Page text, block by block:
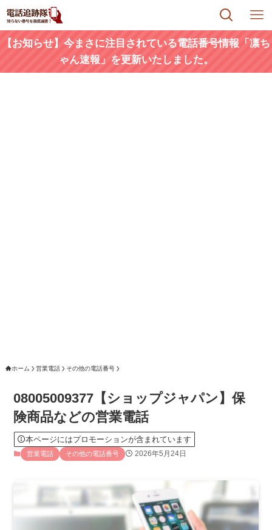
【お知らせ】今まさに注目されている電話番号情報「凛ち
ゃん速報」を更新いたしました。
ホーム 営業電話 その他の電話番号
08005009377【ショップジャパン】保
険商品などの営業電話
本ページにはプロモーションが含まれています
営業電話 その他の電話番号 2026年5月24日